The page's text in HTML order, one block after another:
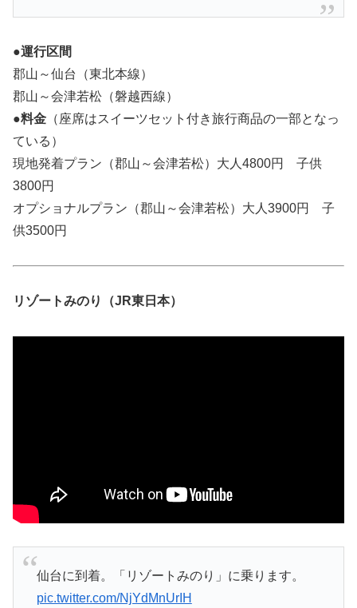
●運行区間
郡山～仙台（東北本線）
郡山～会津若松（磐越西線）
●料金 （座席はスイーツセット付き旅行商品の一部となっ
ている）
現地発着プラン（郡山～会津若松）大人4800円 子供
3800円
オプショナルプラン（郡山～会津若松）大人3900円 子
供3500円
リゾートみのり（JR東日本）
仙台に到着。「リゾートみのり」に乗ります。
pic.twitter.com/NjYdMnUrIH